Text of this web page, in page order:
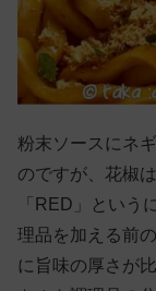
粉末ソースにネ
のですが、花椒
「RED」という
理品を加える前
に旨味の厚さが